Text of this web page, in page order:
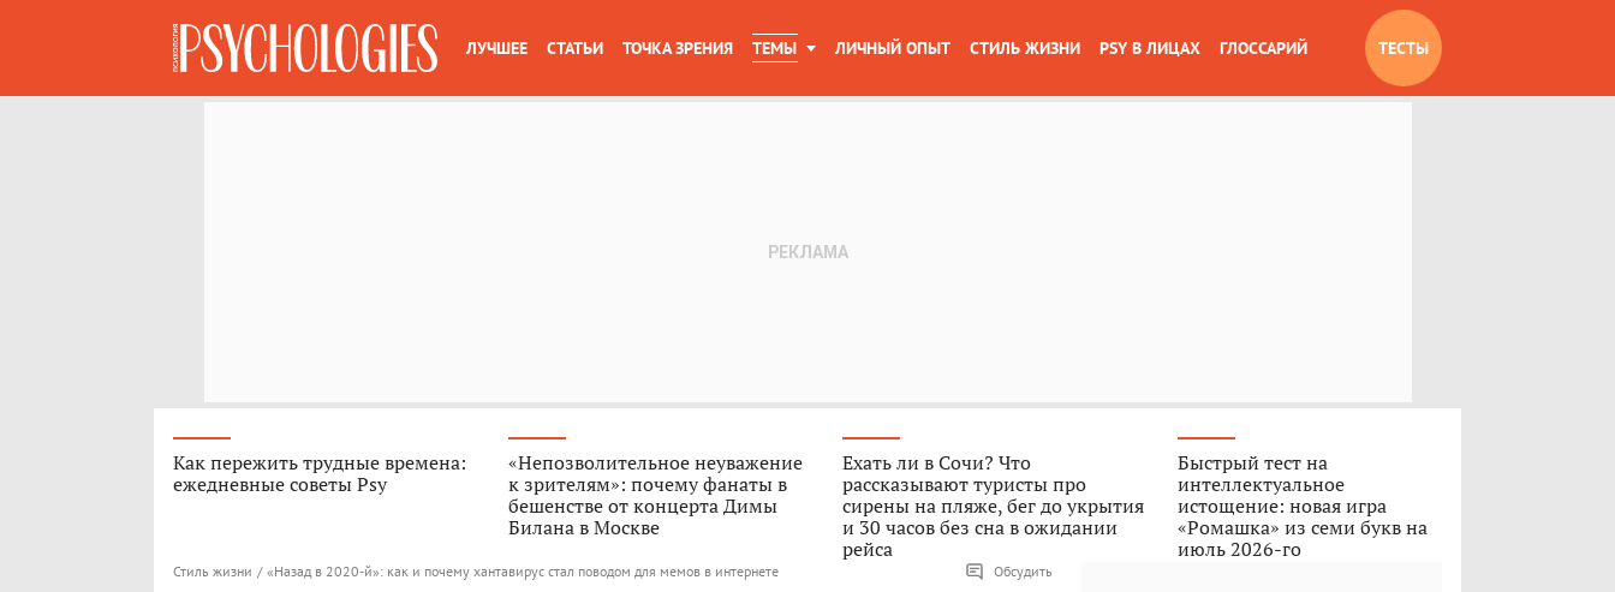
ЛУЧШЕЕ СТАТЬИ ТОЧКА ЗРЕНИЯ ТЕМЫ ЛИЧНЫЙ ОПЫТ СТИЛЬ ЖИЗНИ PSY В ЛИЦАХ ГЛОССАРИЙ ТЕСТЫ
Как пережить трудные времена:
ежедневные советы Psy
«Непозволительное неуважение
к зрителям»: почему фанаты в
бешенстве от концерта Димы
Билана в Москве
Ехать ли в Сочи? Что
рассказывают туристы про
сирены на пляже, бег до укрытия
и 30 часов без сна в ожидании
рейса
Быстрый тест на
интеллектуальное
истощение: новая игра
«Ромашка» из семи букв на
июль 2026-го
Стиль жизни / «Назад в 2020-й»: как и почему хантавирус стал поводом для мемов в интернете Обсудить